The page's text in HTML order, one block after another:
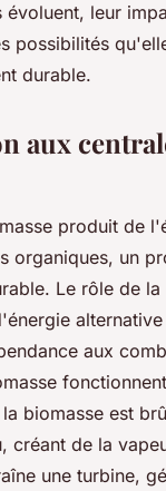
évoluent, leur
possibilités
durable.
aux
produit de
organiques, un
Le rôle de la
aux
biomasse est
créant de la
une turbine,